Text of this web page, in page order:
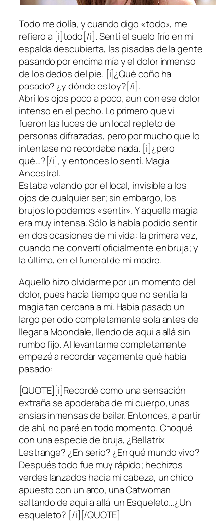
Todo me dolía, y cuando digo «todo», me
refiero a [i]todo[/i]. Sentí el suelo frío en mi
espalda descubierta, las pisadas de la gente
pasando por encima mía y el dolor inmenso
de los dedos del pie. [i]¿Qué coño ha
pasado? ¿y dónde estoy?[/i].
Abrí los ojos poco a poco, aun con ese dolor
intenso en el pecho. Lo primero que vi
fueron las luces de un local repleto de
personas difrazadas, pero por mucho que lo
intentase no recordaba nada. [i]¿pero
qué…?[/i], y entonces lo sentí. Magia
Ancestral.
Estaba volando por el local, invisible a los
ojos de cualquier ser; sin embargo, los
brujos lo podemos «sentir». Y aquella magia
era muy intensa. Sólo la había podido sentir
en dos ocasiones de mi vida: la primera vez,
cuando me convertí oficialmente en bruja; y
la última, en el funeral de mi madre.
Aquello hizo olvidarme por un momento del
dolor, pues hacía tiempo que no sentía la
magia tan cercana a mi. Habia pasado un
largo periodo completamente sola antes de
llegar a Moondale, llendo de aqui a allá sin
rumbo fijo. Al levantarme completamente
empezé a recordar vagamente qué habia
pasado:
[QUOTE][i]Recordé como una sensación
extraña se apoderaba de mi cuerpo, unas
ansias inmensas de bailar. Entonces, a partir
de ahí, no paré en todo momento. Choqué
con una especie de bruja, ¿Bellatrix
Lestrange? ¿En serio? ¿En qué mundo vivo?
Después todo fue muy rápido; hechizos
verdes lanzados hacia mi cabeza, un chico
apuesto con un arco, una Catwoman
saltando de aqui a allá, un Esqueleto…¿Un
esqueleto? [/i][/QUOTE]